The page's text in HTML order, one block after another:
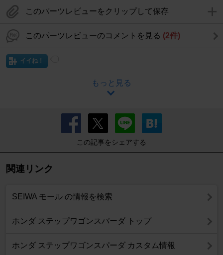
このパーツレビューをクリップして保存
このパーツレビューのコメントを見る (2件)
イイね！
もっと見る
この記事をシェアする
関連リンク
SEIWA モール の情報を検索
ホンダ ステップワゴンスパーダ トップ
ホンダ ステップワゴンスパーダ カスタム情報